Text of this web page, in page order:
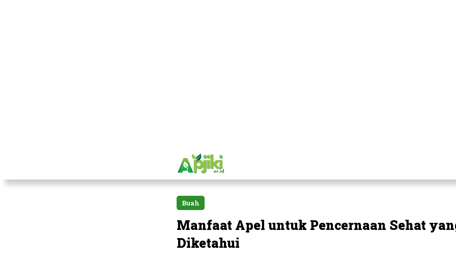
Buah
Manfaat Apel untuk Pencernaan Sehat
Diketahui